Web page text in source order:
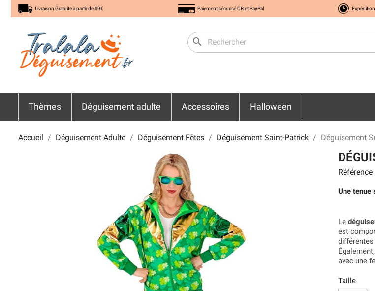
Livraison Gratuite à partir de 49€ Paiement sécurisé CB et PayPal
search
Thèmes Déguisement adulte Accessoires Halloween
Accueil Déguisement Adulte Déguisement Fêtes Déguisement Saint-Patrick Déguisement
Référence
Une tenue
Le
est
avec une
Taille